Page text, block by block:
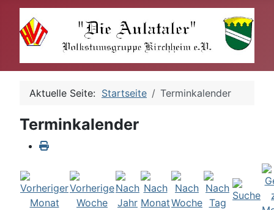
Aktuelle Seite: Startseite Terminkalender
Terminkalender